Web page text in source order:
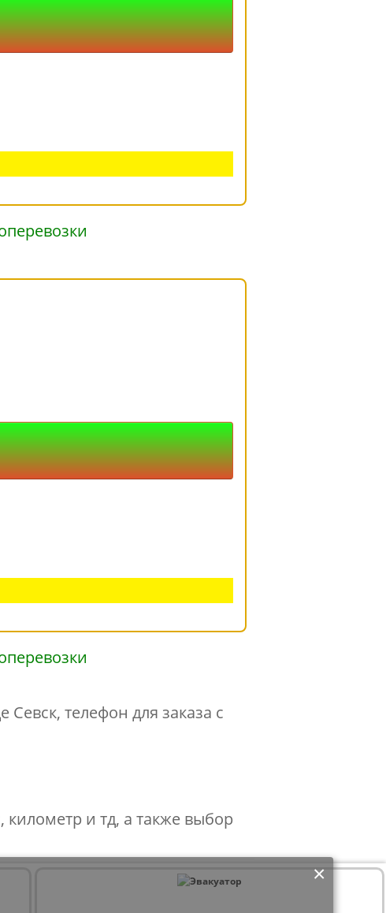
×
браузера, дата и время осуществления доступа к сайту, история
телефон для заказа с
и тд, а также выбор